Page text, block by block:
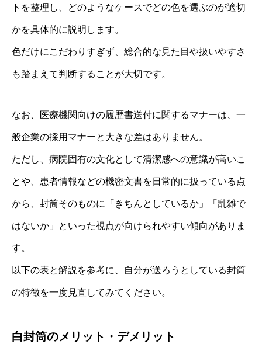
トを整理し、どのようなケースでどの色を選ぶのが適切
かを具体的に説明します。
色だけにこだわりすぎず、総合的な見た目や扱いやすさ
も踏まえて判断することが大切です。
なお、医療機関向けの履歴書送付に関するマナーは、一
般企業の採用マナーと大きな差はありません。
ただし、病院固有の文化として清潔感への意識が高いこ
とや、患者情報などの機密文書を日常的に扱っている点
から、封筒そのものに「きちんとしているか」「乱雑で
はないか」といった視点が向けられやすい傾向がありま
す。
以下の表と解説を参考に、自分が送ろうとしている封筒
の特徴を一度見直してみてください。
白封筒のメリット・デメリット